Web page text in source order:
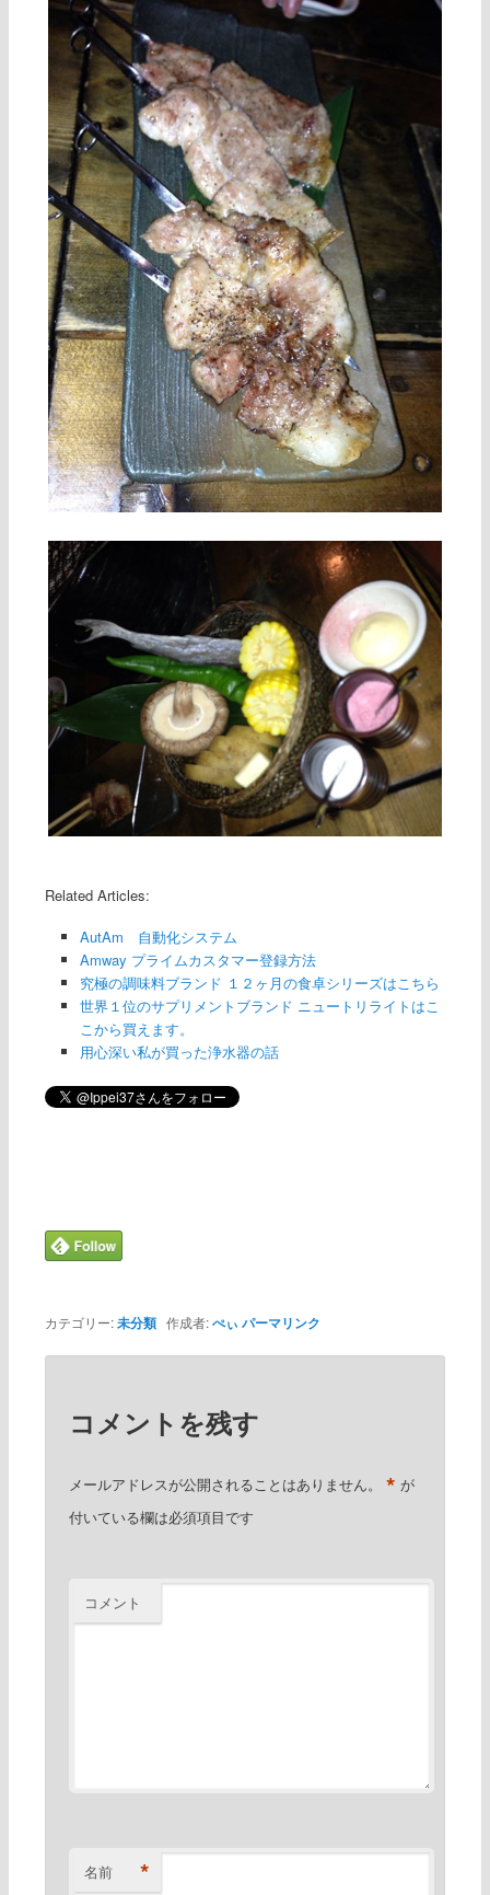
Related Articles:
AutAm 自動化システム
Amway プライムカスタマー登録方法
究極の調味料ブランド １２ヶ月の食卓シリーズはこちら
世界１位のサプリメントブランド ニュートリライトはこ
こから買えます。
用心深い私が買った浄水器の話
カテゴリー:未分類作成者:ぺぃ パーマリンク
コメントを残す
メールアドレスが公開されることはありません。 * が
付いている欄は必須項目です
コメント
名前 *